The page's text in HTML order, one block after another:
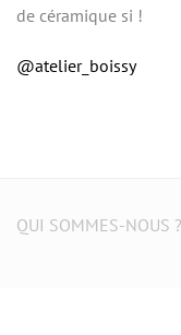
de céramique si !
@atelier_boissy
QUI SOMMES-NOUS ?